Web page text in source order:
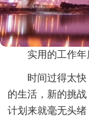
实用的工作
时间过得太
的生活，新的挑
计划来就毫无头